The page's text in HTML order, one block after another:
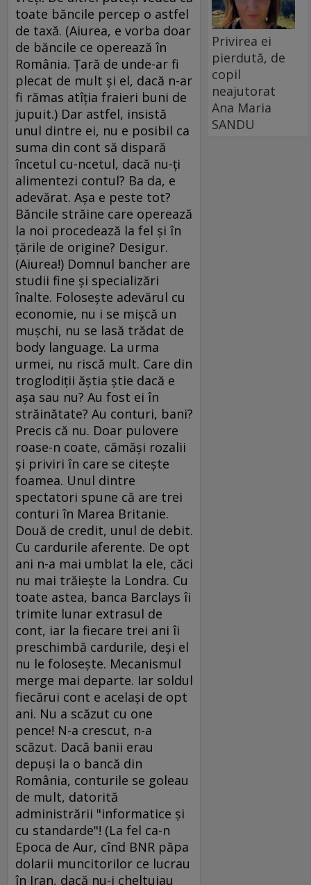
toate băncile percep o astfel
de taxă. (Aiurea, e vorba doar
de băncile ce operează în
România. Ţară de unde-ar fi
plecat de mult şi el, dacă n-ar
fi rămas atîţia fraieri buni de
jupuit.) Dar astfel, insistă
unul dintre ei, nu e posibil ca
suma din cont să dispară
încetul cu-ncetul, dacă nu-ţi
alimentezi contul? Ba da, e
adevărat. Aşa e peste tot?
Băncile străine care operează
la noi procedează la fel şi în
ţările de origine? Desigur.
(Aiurea!) Domnul bancher are
studii fine şi specializări
înalte. Foloseşte adevărul cu
economie, nu i se mişcă un
muşchi, nu se lasă trădat de
body language. La urma
urmei, nu riscă mult. Care din
troglodiţii ăştia ştie dacă e
aşa sau nu? Au fost ei în
străinătate? Au conturi, bani?
Precis că nu. Doar pulovere
roase-n coate, cămăşi rozalii
şi priviri în care se citeşte
foamea. Unul dintre
spectatori spune că are trei
conturi în Marea Britanie.
Două de credit, unul de debit.
Cu cardurile aferente. De opt
ani n-a mai umblat la ele, căci
nu mai trăieşte la Londra. Cu
toate astea, banca Barclays îi
trimite lunar extrasul de
cont, iar la fiecare trei ani îi
preschimbă cardurile, deşi el
nu le foloseşte. Mecanismul
merge mai departe. Iar soldul
fiecărui cont e acelaşi de opt
ani. Nu a scăzut cu one
pence! N-a crescut, n-a
scăzut. Dacă banii erau
depuşi la o bancă din
România, conturile se goleau
de mult, datorită
administrării "informatice şi
cu standarde"! (La fel ca-n
Epoca de Aur, cînd BNR păpa
dolarii muncitorilor ce lucrau
în Iran, dacă nu-i cheltuiau
Privirea ei
pierdută, de
copil
neajutorat
Ana Maria
SANDU